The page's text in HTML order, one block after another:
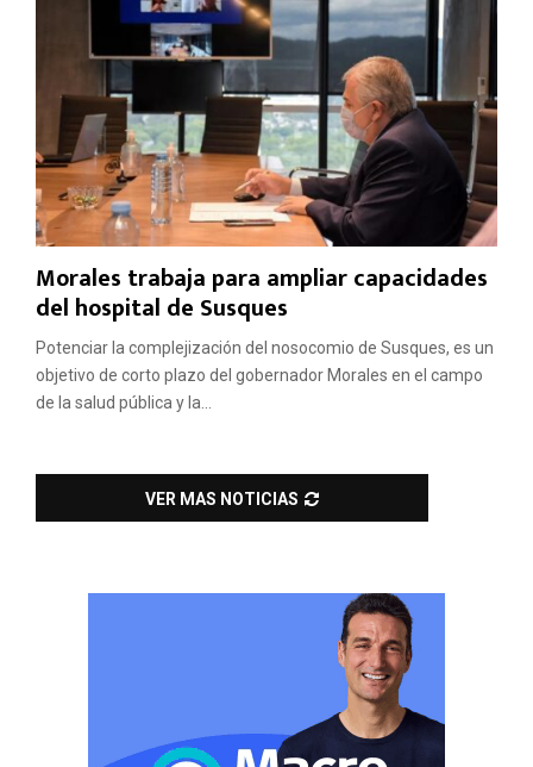
Morales trabaja para ampliar capacidades
del hospital de Susques
Potenciar la complejización del nosocomio de Susques, es un
objetivo de corto plazo del gobernador Morales en el campo
de la salud pública y la...
VER MAS NOTICIAS